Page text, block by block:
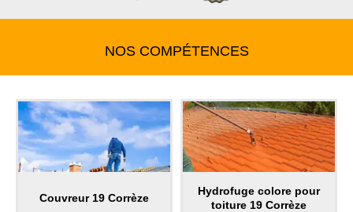
NOS COMPÉTENCES
Couvreur 19 Corrèze
Hydrofuge colore pour
toiture 19 Corrèze